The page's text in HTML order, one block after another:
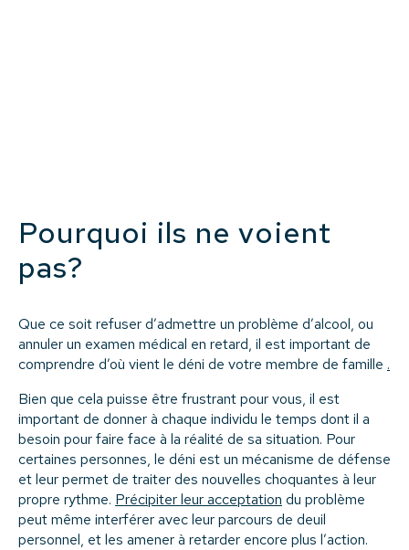
Pourquoi ils ne voient
pas?
Que ce soit refuser d’admettre un problème d’alcool, ou
annuler un examen médical en retard, il est important de
comprendre d’où vient le déni de votre membre de famille .
Bien que cela puisse être frustrant pour vous, il est
important de donner à chaque individu le temps dont il a
besoin pour faire face à la réalité de sa situation. Pour
certaines personnes, le déni est un mécanisme de défense
et leur permet de traiter des nouvelles choquantes à leur
propre rythme. Précipiter leur acceptation du problème
peut même interférer avec leur parcours de deuil
personnel, et les amener à retarder encore plus l’action.